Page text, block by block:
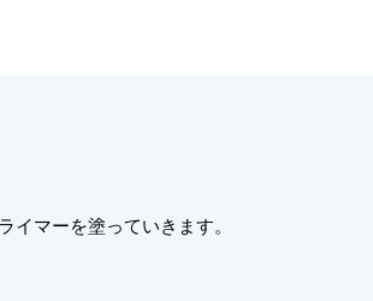
イマーを塗っていきます。